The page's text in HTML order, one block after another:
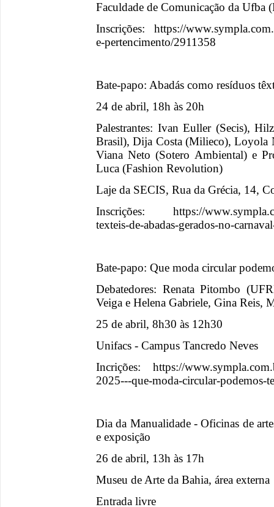
Faculdade de Comunicação da Ufba
Inscrições: https://
e-pertencimento/2911358
Bate-papo: Abadás como resíduos
24 de abril, 18h às 20h
Palestrantes: Ivan Euller (Secis),
Brasil), Dija Costa (Milieco), Loyola
Viana Neto (Sotero Ambiental) e
Luca (Fashion Revolution)
Laje da SECIS, Rua da Grécia, 14,
Inscrições: https://
texteis-de-abadas-gerados-no-
Bate-papo: Que moda circular
Debatedores: Renata Pitombo
Veiga e Helena Gabriele, Gina Reis,
25 de abril, 8h30 às 12h30
Unifacs - Campus Tancredo Neves
Incrições: https://
2025---que-moda-circular-podemos-
Dia da Manualidade - Oficinas de
e exposição
26 de abril, 13h às 17h
Museu de Arte da Bahia, área externa
Entrada livre